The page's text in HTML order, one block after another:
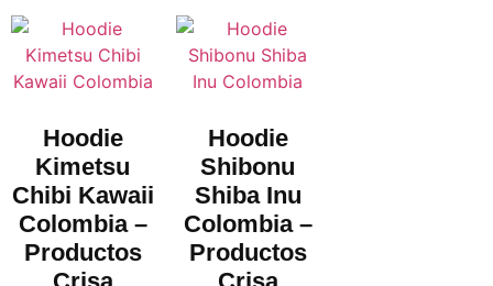
Hoodie
Kimetsu
Chibi Kawaii
Colombia –
Productos
Hoodie
Shibonu
Shiba Inu
Colombia –
Productos